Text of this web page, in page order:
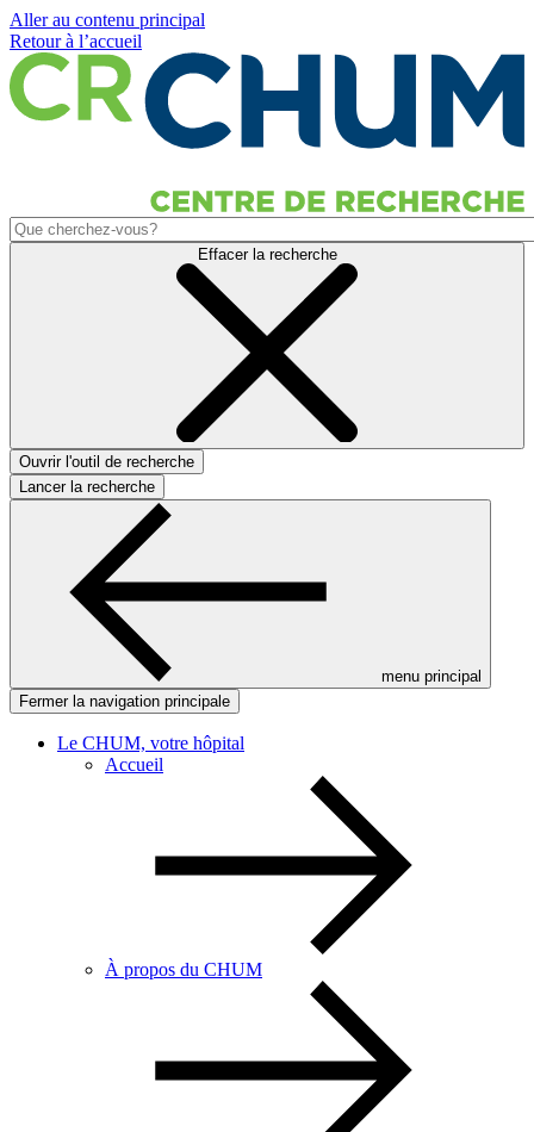
Aller au contenu principal
Retour à l’accueil
Effacer la recherche
Ouvrir l'outil de recherche
Lancer la recherche
menu principal
Fermer la navigation principale
Le CHUM, votre hôpital
Accueil
À propos du CHUM